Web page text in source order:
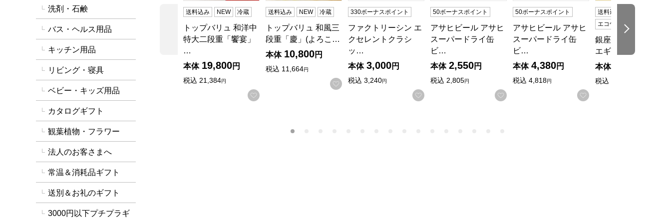
前の商品
送料込み NEW 冷蔵
トップバリュ 和洋中
特大二段重「饗宴」
…
本体 19,800円
税込 21,384円
お気に入りに登録する
送料込み NEW 冷蔵
トップバリュ 和風三
段重「慶」(よろこ…
本体 10,800円
税込 11,664円
お気に入りに登録する
330ボーナスポイント
ファクトリーシン エ
クセレントクラシ
ッ…
本体 3,000円
税込 3,240円
お気に入りに登録する
50ボーナスポイント
アサヒビール アサヒ
スーパードライ缶
ビ…
本体 2,550円
税込 2,805円
お気に入りに登録する
50ボーナスポイント
アサヒビール アサヒ
スーパードライ缶
ビ…
本体 4,380円
税込 4,818円
お気に入りに登録する
送料込み
エコ包装
銀座京橋 レ ロジェ
エギュスキロール…
本体
税込
次の商品
洗剤・石鹸
バス・ヘルス用品
キッチン用品
リビング・寝具
ベビー・キッズ用品
カタログギフト
観葉植物・フラワー
法人のお客さまへ
常温＆消耗品ギフト
送別＆お礼のギフト
3000円以下プチプラギ